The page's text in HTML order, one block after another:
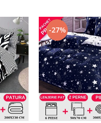
-27%